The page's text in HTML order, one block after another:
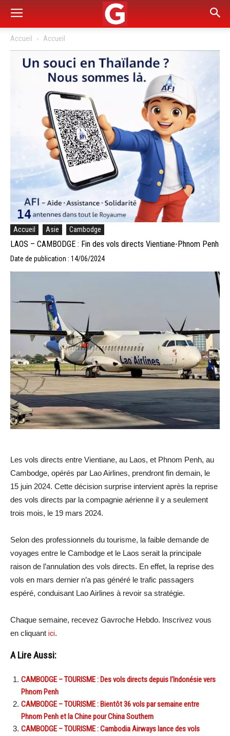
Accueil Accueil
Accueil Asie Cambodge
LAOS – CAMBODGE : Fin des vols directs Vientiane-Phnom Penh
Date de publication : 14/06/2024
Les vols directs entre Vientiane, au Laos, et Phnom Penh, au
Cambodge, opérés par Lao Airlines, prendront fin demain, le
15 juin 2024. Cette décision surprise intervient après la reprise
des vols directs par la compagnie aérienne il y a seulement
trois mois, le 19 mars 2024.
Selon des professionnels du tourisme, la faible demande de
voyages entre le Cambodge et le Laos serait la principale
raison de l’annulation des vols directs. En effet, la reprise des
vols en mars dernier n’a pas généré le trafic passagers
espéré, conduisant Lao Airlines à revoir sa stratégie.
Chaque semaine, recevez Gavroche Hebdo. Inscrivez vous
en cliquant ici.
A Lire Aussi:
CAMBODGE – TOURISME : Des vols directs depuis l’Indonésie vers
Phnom Penh
CAMBODGE – TOURISME : Bientôt 36 vols par semaine entre
Phnom Penh et la Chine pour China Southern
CAMBODGE – TOURISME : Cambodia Airways lance des vols